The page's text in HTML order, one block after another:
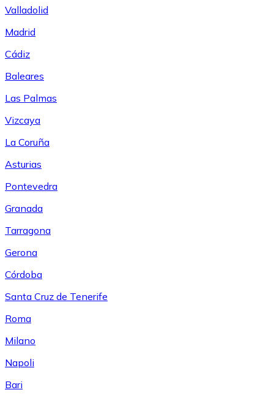
Valladolid
Madrid
Cádiz
Baleares
Las Palmas
Vizcaya
La Coruña
Asturias
Pontevedra
Granada
Tarragona
Gerona
Córdoba
Santa Cruz de Tenerife
Roma
Milano
Napoli
Bari